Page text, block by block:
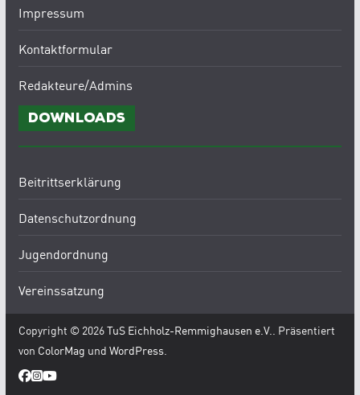
Impressum
Kontaktformular
Redakteure/Admins
Downloads
Beitrittserklärung
Datenschutzordnung
Jugendordnung
Vereinssatzung
Copyright © 2026TuS Eichholz-Remmighausen e.V.. Präsentiert
von ColorMag und WordPress.